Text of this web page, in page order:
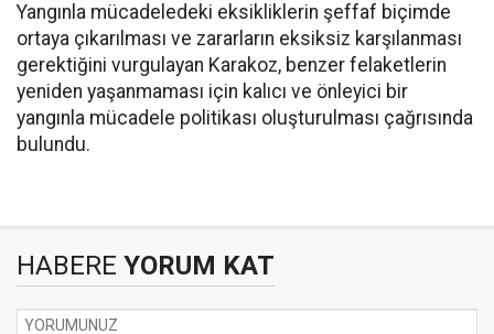
Yangınla mücadeledeki eksikliklerin şeffaf biçimde
ortaya çıkarılması ve zararların eksiksiz karşılanması
gerektiğini vurgulayan Karakoz, benzer felaketlerin
yeniden yaşanmaması için kalıcı ve önleyici bir
yangınla mücadele politikası oluşturulması çağrısında
bulundu.
HABERE YORUM KAT